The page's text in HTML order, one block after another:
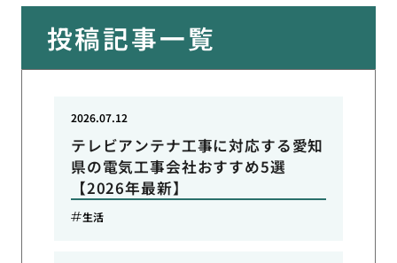
投稿記事一覧
テレビアンテナ工事に対応する愛知
県の電気工事会社おすすめ5選
【2026年最新】
2026.07.12
生活